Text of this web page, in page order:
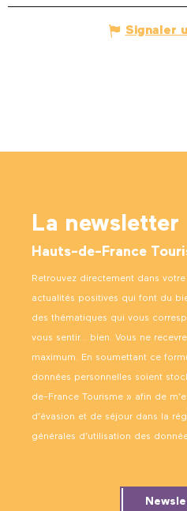
Signaler
La newsletter
Hauts-de-France
Retrouvez directement dans
actualités positives qui font du
des thématiques qui vous
vous sentir… bien. Vous ne
maximum. En soumettant ce
données personnelles soient
de-France Tourisme » afin de
d’évasion et de séjour dans la
générales d’utilisation des